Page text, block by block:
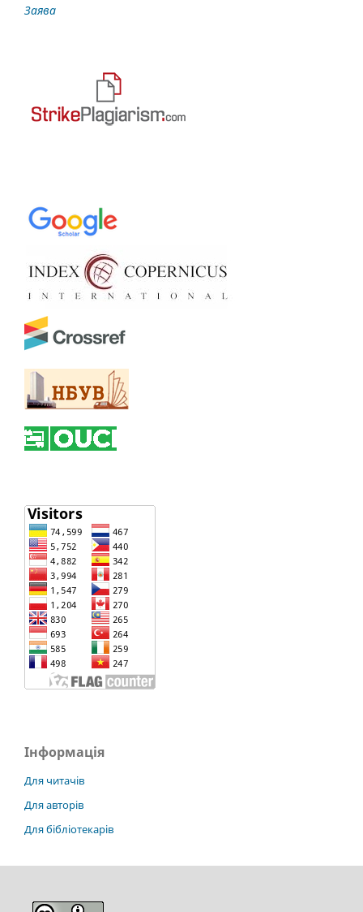
Заява
Інформація
Для читачів
Для авторів
Для бібліотекарів